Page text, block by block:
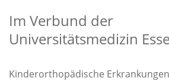
Im Verbund der
Universitätsmedizin
Kinderorthopädische